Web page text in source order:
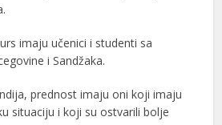
imaju učenici i studenti sa
i Sandžaka.
prednost imaju oni koji imaju
situaciju i koji su ostvarili bolje